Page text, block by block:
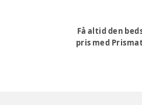
Få altid den
pris med